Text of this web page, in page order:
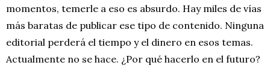
momentos, temerle a eso es absurdo. Hay miles de vías
más baratas de publicar ese tipo de contenido. Ninguna
editorial perderá el tiempo y el dinero en esos temas.
Actualmente no se hace. ¿Por qué hacerlo en el futuro?